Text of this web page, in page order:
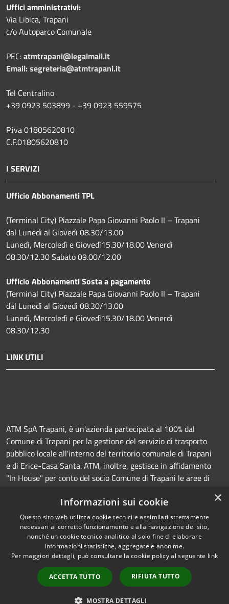
Uffici amministrativi:
Via Libica, Trapani
c/o Autoparco Comunale
PEC:atmtrapani@legalmail.it
Email:segreteria@atmtrapani.it
Tel Centralino
+39 0923 503899 - +39 0923 559575
P.iva 01805620810
C.F.01805620810
I SERVIZI
Ufficio Abbonamenti TPL
(Terminal City) Piazzale Papa Giovanni Paolo II – Trapani
dal Lunedì al Giovedì 08.30/13.00
Lunedì, Mercoledì e Giovedì15.30/18.00 Venerdì
08.30/12.30 Sabato 09.00/12.00
Ufficio Abbonamenti Sosta a pagamento
(Terminal City) Piazzale Papa Giovanni Paolo II – Trapani
dal Lunedì al Giovedì 08.30/13.00
Lunedì, Mercoledì e Giovedì15.30/18.00 Venerdì
08.30/12.30
LINK UTILI
ATM SpA Trapani, è un'azienda partecipata al 100% dal
Comune di Trapani per la gestione del servizio di trasporto
pubblico locale all'interno del territorio comunale di Trapani
e di Erice-Casa Santa. ATM, inoltre, gestisce in affidamento
"In House" per conto del socio Comune di Trapani le aree di
manutenzione della segnaletica orizzontale e verticale.
RSS
Accessibilità
Copyright © 2026 • Azienda
Trasporti e Mobilità • Powered
byMunicipium
Accesso
redazione
×
Informazioni sui cookie
Questo sito web utilizza cookie tecnici e assimilati strettamente
necessari al corretto funzionamento e alla navigazione del sito,
nonché un cookie tecnico analitico al solo fine di elaborare
informazioni statistiche, aggregate e anonime.
Per maggiori dettagli, può consultare la cookie policy al seguente link
ACCETTA TUTTO RIFIUTA TUTTO
MOSTRA DETTAGLI